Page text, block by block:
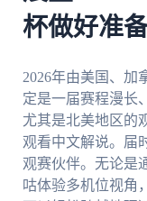
杯做好准
2026年由美国、加
定是一届赛程漫长
尤其是北美地区的
观看中文解说。届
观赛伙伴。无论是
咕体验多机位视角